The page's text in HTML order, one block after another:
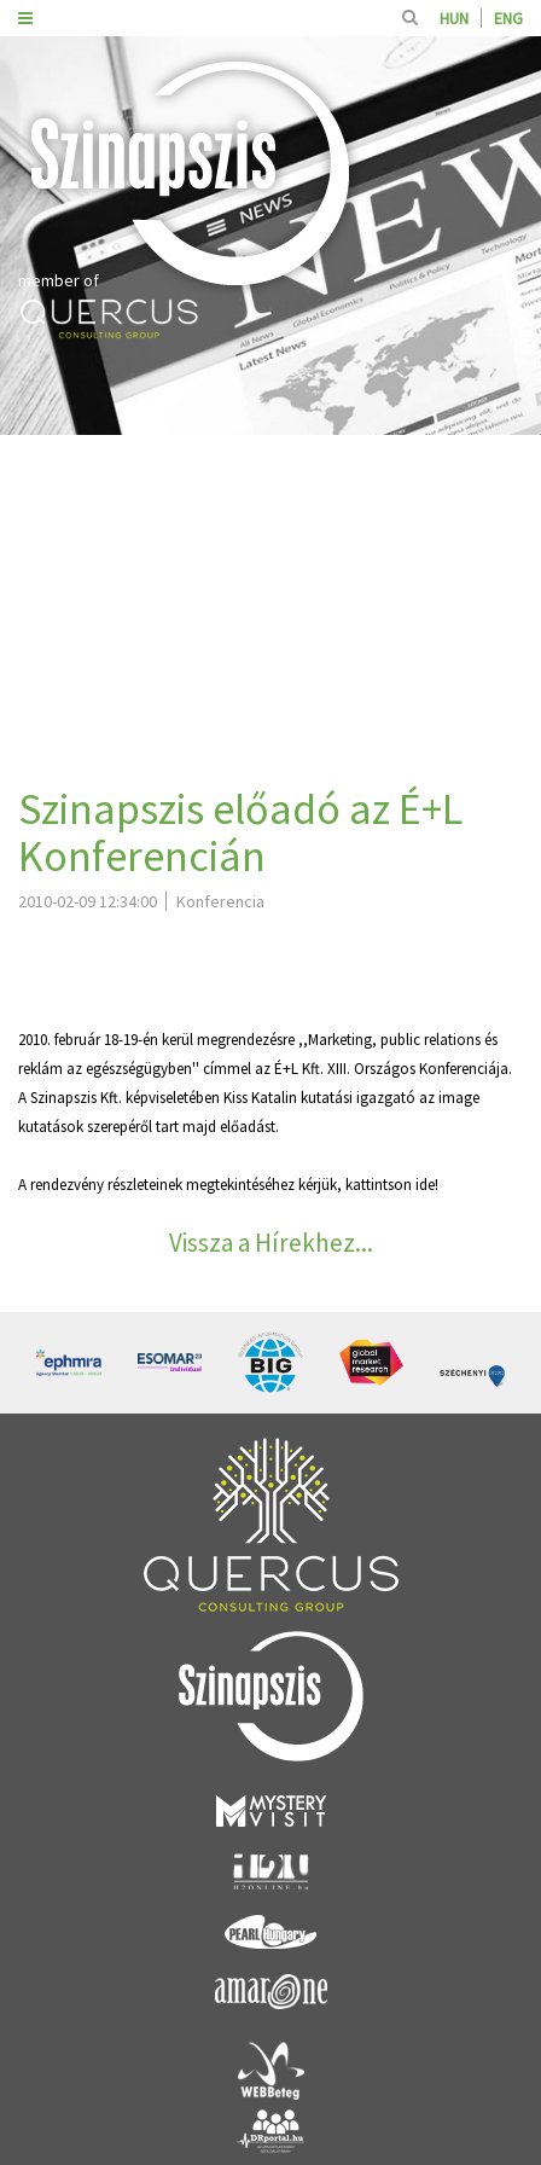
HUN ENG
member of
Szinapszis előadó az É+L
Konferencián
2010-02-09 12:34:00 Konferencia
2010. február 18-19-én kerül megrendezésre ,,Marketing, public relations és
reklám az egészségügyben'' címmel az É+L Kft. XIII. Országos Konferenciája.
A Szinapszis Kft. képviseletében Kiss Katalin kutatási igazgató az image
kutatások szerepéről tart majd előadást.
A rendezvény részleteinek megtekintéséhez kérjük, kattintson ide!
Vissza a Hírekhez...